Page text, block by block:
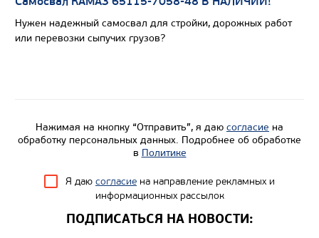
Производитель
Экологический класс
Грузоподъемность, кг
Вместимость кузова, м3
Направление разгрузки
Нужен надежный самосвал для стройки, дорожных работ
или перевозки сыпучих грузов?
Нажимая на кнопку “Отправить”, я даю согласие на
обработку персональных данных. Подробнее об обработке
в Политике
Я даю согласие на направление рекламных и
информационных рассылок
ПОДПИСАТЬСЯ НА НОВОСТИ: